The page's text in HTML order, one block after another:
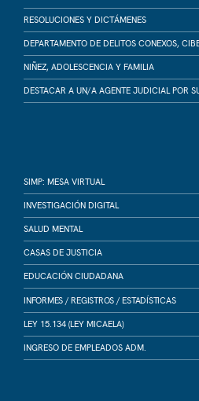
RESOLUCIONES Y DICTÁMENES
DEPARTAMENTO DE DELITOS CONEXOS,
NIÑEZ, ADOLESCENCIA Y FAMILIA
DESTACAR A UN/A AGENTE JUDICIAL POR
SIMP: MESA VIRTUAL
INVESTIGACIÓN DIGITAL
SALUD MENTAL
CASAS DE JUSTICIA
EDUCACIÓN CIUDADANA
INFORMES / REGISTROS / ESTADÍSTICAS
LEY 15.134 (LEY MICAELA)
INGRESO DE EMPLEADOS ADM.